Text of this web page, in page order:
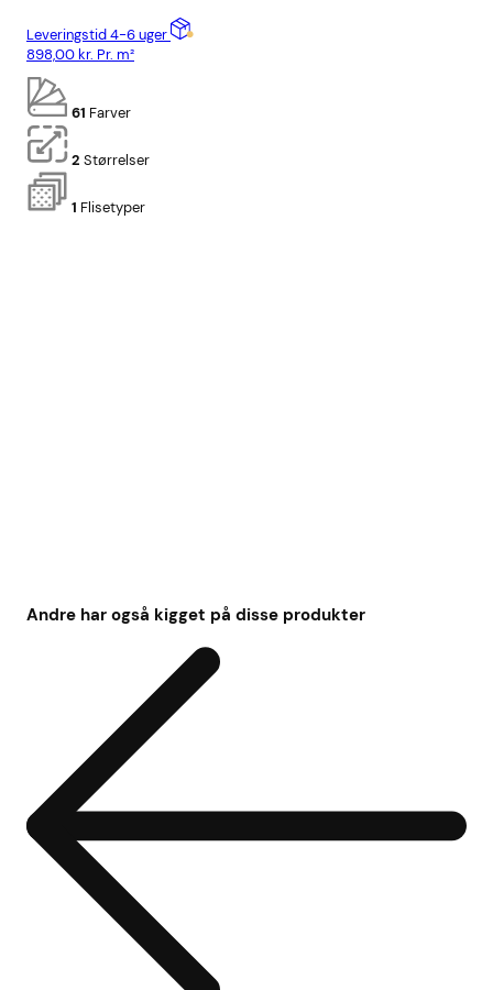
Leveringstid 4-6 uger
898,00kr. Pr. m²
61 Farver
2 Størrelser
1 Flisetyper
Andre har også kigget på disse produkter